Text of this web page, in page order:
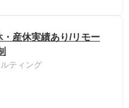
産休実績あり/リモー
ティング